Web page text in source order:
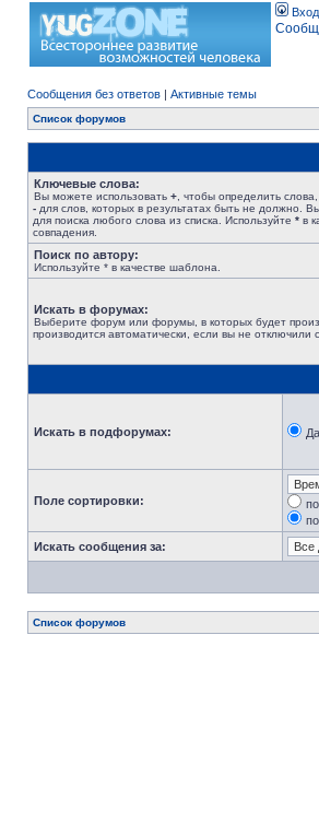
Вход
Сообщения без ответов | Активные темы
Список форумов
Ключевые слова:
Вы можете использовать + , чтобы определить
- для слов, которых в результатах быть не должно.
для поиска любого слова из списка. Используйте * в
совпадения.
Поиск по автору:
Используйте * в качестве шаблона.
Искать в форумах:
Выберите форум или форумы, в которых будет
производится автоматически, если вы не
Искать в подфорумах: Да
Поле сортировки:
Искать сообщения за:
Список форумов